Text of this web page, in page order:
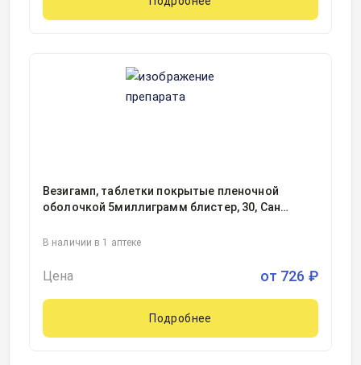
Везигамп, таблетки покрытые пленочной
оболочкой 5миллиграмм блистер, 30, Сан
В наличии в 1 аптеке
Цена от 726 ₽
Подробнее